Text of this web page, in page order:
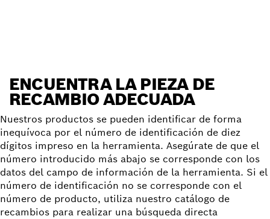
ENCUENTRA LA PIEZA DE
RECAMBIO ADECUADA
Nuestros productos se pueden identificar de forma
inequívoca por el número de identificación de diez
dígitos impreso en la herramienta. Asegúrate de que el
número introducido más abajo se corresponde con los
datos del campo de información de la herramienta. Si el
número de identificación no se corresponde con el
número de producto, utiliza nuestro catálogo de
recambios para realizar una búsqueda directa